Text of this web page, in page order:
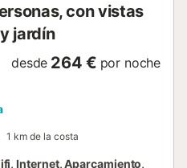
con vistas
jardín
desde 264 € por noche
1 km de la costa
Internet, Aparcamiento,